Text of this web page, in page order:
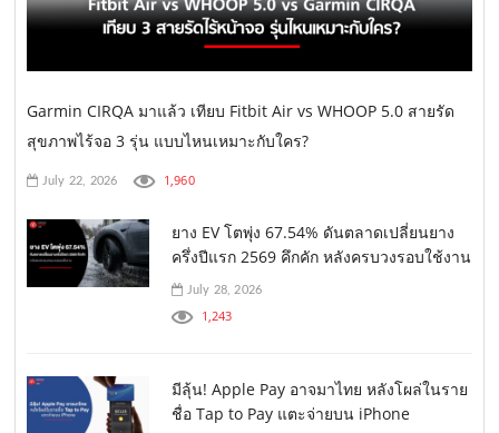
Garmin CIRQA มาแล้ว เทียบ Fitbit Air vs WHOOP 5.0 สายรัด
สุขภาพไร้จอ 3 รุ่น แบบไหนเหมาะกับใคร?
July 22, 2026 1,960
ยาง EV โตพุ่ง 67.54% ดันตลาดเปลี่ยนยาง
ครึ่งปีแรก 2569 คึกคัก หลังครบวงรอบใช้งาน
July 28, 2026
1,243
มีลุ้น! Apple Pay อาจมาไทย หลังโผล่ในราย
ชื่อ Tap to Pay แตะจ่ายบน iPhone